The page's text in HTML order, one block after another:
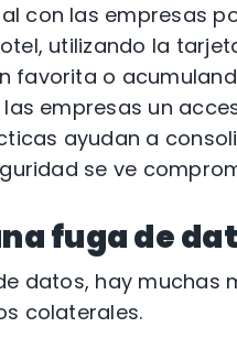
con las empresas
utilizando la
favorita o
empresas un
ayudan a
se ve
fuga de
datos, hay muchas
colaterales.